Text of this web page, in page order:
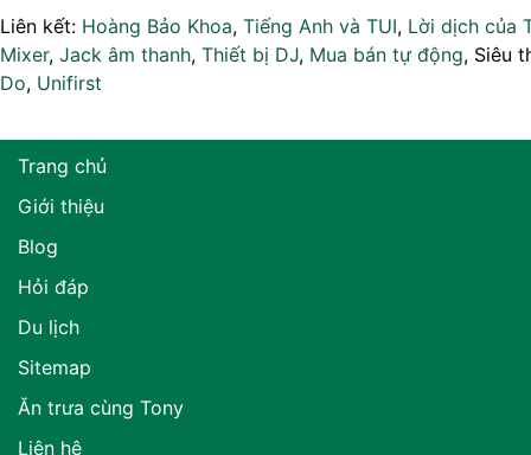
Liên kết: Hoàng Bảo Khoa, Tiếng Anh và TUI, Lời dịch của
Mixer, Jack âm thanh, Thiết bị DJ, Mua bán tự động, Siêu
Do, Unifirst
Trang chủ
Giới thiệu
Blog
Hỏi đáp
Du lịch
Sitemap
Ăn trưa cùng Tony
Liên hệ